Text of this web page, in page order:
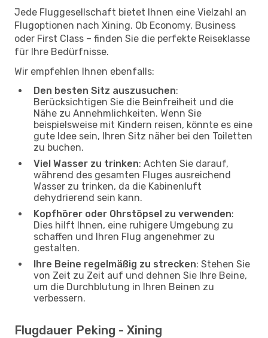
Jede Fluggesellschaft bietet Ihnen eine Vielzahl an
Flugoptionen nach Xining. Ob Economy, Business
oder First Class – finden Sie die perfekte Reiseklasse
für Ihre Bedürfnisse.
Wir empfehlen Ihnen ebenfalls:
Den besten Sitz auszusuchen:
Berücksichtigen Sie die Beinfreiheit und die
Nähe zu Annehmlichkeiten. Wenn Sie
beispielsweise mit Kindern reisen, könnte es eine
gute Idee sein, Ihren Sitz näher bei den Toiletten
zu buchen.
Viel Wasser zu trinken: Achten Sie darauf,
während des gesamten Fluges ausreichend
Wasser zu trinken, da die Kabinenluft
dehydrierend sein kann.
Kopfhörer oder Ohrstöpsel zu verwenden:
Dies hilft Ihnen, eine ruhigere Umgebung zu
schaffen und Ihren Flug angenehmer zu
gestalten.
Ihre Beine regelmäßig zu strecken: Stehen Sie
von Zeit zu Zeit auf und dehnen Sie Ihre Beine,
um die Durchblutung in Ihren Beinen zu
verbessern.
Flugdauer Peking - Xining